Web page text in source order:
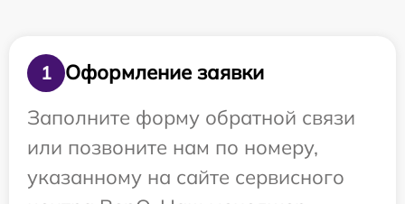
1
Оформление заявки
Заполните форму обратной связи
или позвоните нам по номеру,
указанному на сайте сервисного